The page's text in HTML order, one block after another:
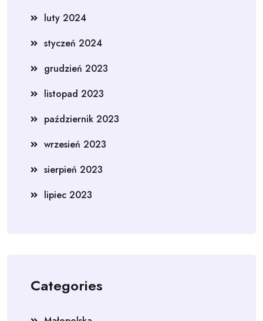
luty 2024
styczeń 2024
grudzień 2023
listopad 2023
październik 2023
wrzesień 2023
sierpień 2023
lipiec 2023
Categories